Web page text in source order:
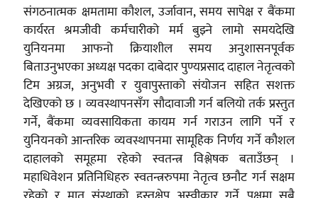
संगठनात्मक क्षमतामा कौशल, उर्जावान, समय सापेक्ष र बैंकमा
कार्यरत श्रमजीवी कर्मचारीको मर्म बुझ्ने लामो समयदेखि
युनियनमा आफनो क्रियाशील समय अनुशासनपूर्वक
बिताउनुभएका अध्यक्ष पदका दाबेदार पुण्यप्रसाद दाहाल नेतृत्वको
टिम अग्रज, अनुभवी र युवापुस्ताको संयोजन सहित सशक्त
देखिएको छ । व्यवस्थापनसँग सौदावाजी गर्न बलियो तर्क प्रस्तुत
गर्ने, बैंकमा व्यवसायिकता कायम गर्न गराउन लागि पर्ने र
युनियनको आन्तरिक व्यवस्थापनमा सामूहिक निर्णय गर्ने कौशल
दाहालको समूहमा रहेको स्वतन्त्र विश्लेषक बताउँछन् ।
महाधिवेशन प्रतिनिधिहरु स्वतन्त्ररुपमा नेतृत्व छनौट गर्न सक्षम